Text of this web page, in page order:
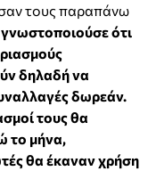
τους παραπάνω
γνωστοποιούσε ότι
δηλαδή να
δωρεάν.
τους θα
το μήνα,
θα έκαναν χρήση